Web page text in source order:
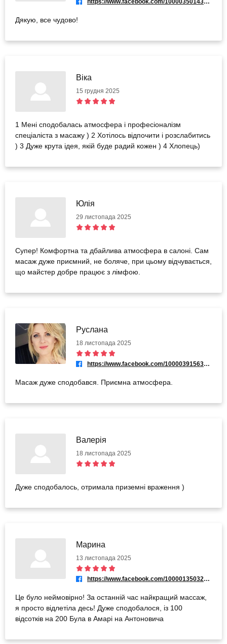
https://www.facebook.com/100003501430640
Дякую, все чудово!
Віка
15 грудня 2025
1 Мені сподобалась атмосфера і професіоналізм
спеціаліста з масажу ) 2 Хотілось відпочити і розслабитись
) 3 Дуже крута ідея, якій буде радий кожен ) 4 Хлопець)
Юлія
29 листопада 2025
Супер! Комфортна та дбайлива атмосфера в салоні. Сам
масаж дуже приємний, не боляче, при цьому відчувається,
що майстер добре працює з лімфою.
Руслана
18 листопада 2025
https://www.facebook.com/100003915632940
Масаж дуже сподобався. Приємна атмосфера.
Валерія
18 листопада 2025
Дуже сподобалось, отримала приземні враження )
Марина
13 листопада 2025
https://www.facebook.com/100001350326952
Це було неймовірно! За останній час найкращий массаж,
я просто відлетіла десь! Дуже сподобалося, із 100
відсотків на 200 Була в Амарі на Антоновича